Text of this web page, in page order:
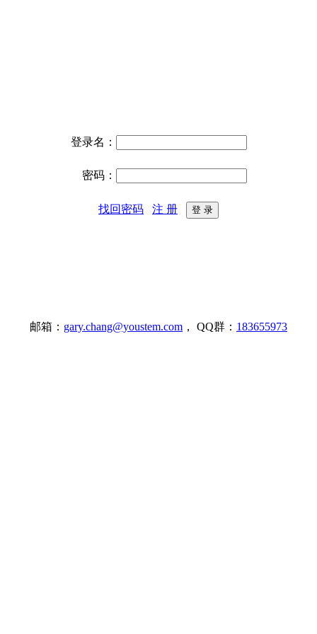
登录名：
密码：
找回密码 注 册
邮箱： gary.chang@youstem.com ， QQ群： 183655973